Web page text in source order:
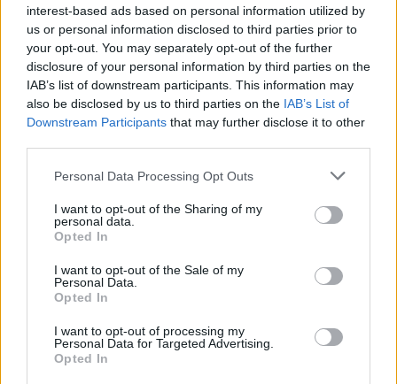
interest-based ads based on personal information utilized by
us or personal information disclosed to third parties prior to
your opt-out. You may separately opt-out of the further
disclosure of your personal information by third parties on the
IAB’s list of downstream participants. This information may
also be disclosed by us to third parties on the IAB’s List of
Downstream Participants that may further disclose it to other
Please note that this website/app uses one or more Google
not limited to your visit or usage behaviour. You may click to
grant or deny consent to Google and its third-party tags to
use your data for below specified purposes in below Google
consent section.
Personal Data Processing Opt Outs
I want to opt-out of the Sharing of my
personal data.
Opted In
I want to opt-out of the Sale of my
Personal Data.
Opted In
I want to opt-out of processing my
Personal Data for Targeted Advertising.
Opted In
Τα ευρήματα του ιατροδικαστή